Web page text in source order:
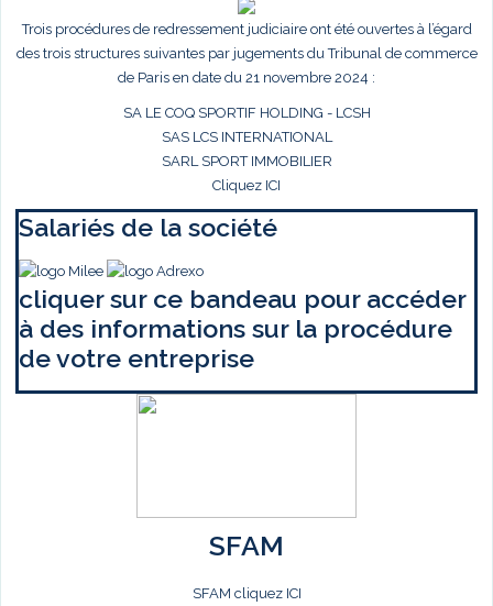
Trois procédures de redressement judiciaire ont été ouvertes à l’égard
des trois structures suivantes par jugements du Tribunal de commerce
de Paris en date du 21 novembre 2024 :
SA LE COQ SPORTIF HOLDING - LCSH
SAS LCS INTERNATIONAL
SARL SPORT IMMOBILIER
Cliquez ICI
Salariés de la société
cliquer sur ce bandeau pour accéder
à des informations sur la procédure
de votre entreprise
SFAM
SFAM cliquez ICI